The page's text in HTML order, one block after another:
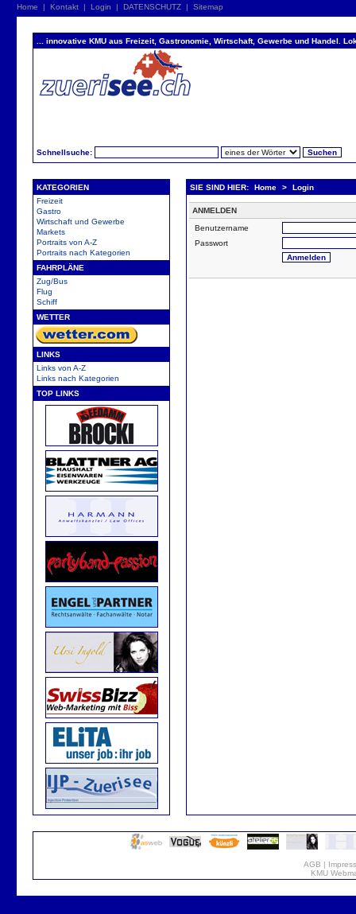
Home | Kontakt | Login | DATENSCHUTZ | Sitemap
... innovative KMU aus Freizeit, Gastronomie, Wirtschaft, Gewerbe und Handel.
Schnellsuche:
KATEGORIEN
Freizeit
Gastro
Wirtschaft und Gewerbe
Markets
Portraits von A-Z
Portraits nach Kategorien
FAHRPLÄNE
Zug/Bus
Flug
Schiff
WETTER
LINKS
Links von A-Z
Links nach Kategorien
TOP LINKS
SIE SIND HIER: Home > Login
ANMELDEN
Benutzername
Passwort
AGB |
KMU